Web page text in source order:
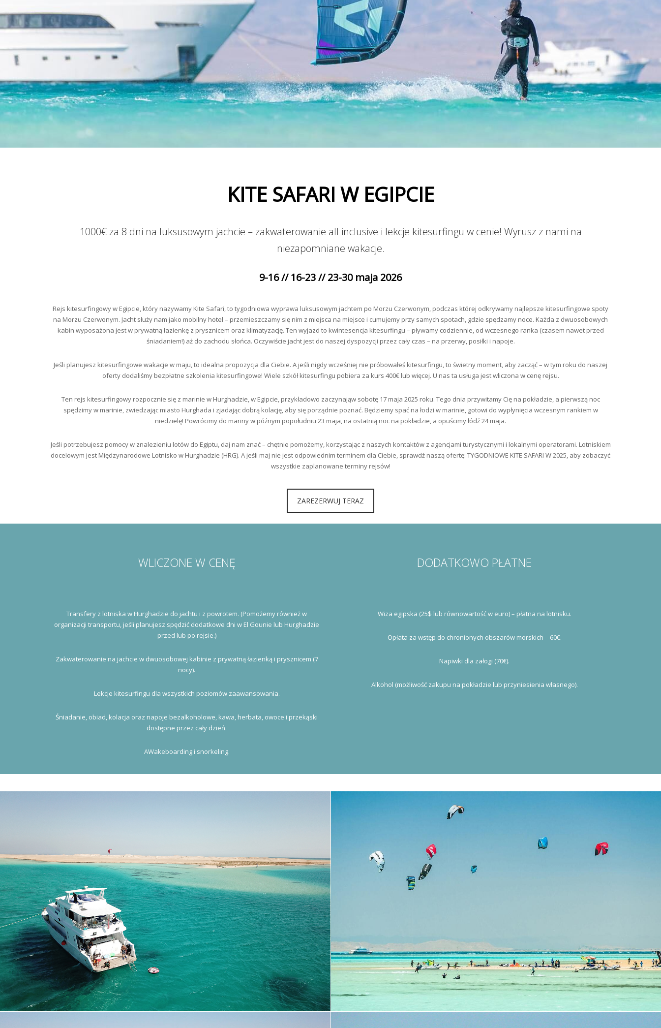
KITE SAFARI W EGIPCIE
1000€ za 8 dni na luksusowym jachcie – zakwaterowanie all inclusive i lekcje kitesurfingu w cenie! Wyrusz z nami na
niezapomniane wakacje.
9-16 //16-23 // 23-30 maja 2026
Rejs kitesurfingowy w Egipcie, który nazywamy Kite Safari, to tygodniowa wyprawa luksusowym jachtem po Morzu Czerwonym, podczas której odkrywamy najlepsze kitesurfingowe spoty
na Morzu Czerwonym. Jacht służy nam jako mobilny hotel – przemieszczamy się nim z miejsca na miejsce i cumujemy przy samych spotach, gdzie spędzamy noce. Każda z dwuosobowych
kabin wyposażona jest w prywatną łazienkę z prysznicem oraz klimatyzację. Ten wyjazd to kwintesencja kitesurfingu – pływamy codziennie, od wczesnego ranka (czasem nawet przed
śniadaniem!) aż do zachodu słońca. Oczywiście jacht jest do naszej dyspozycji przez cały czas – na przerwy, posiłki i napoje.
Jeśli planujesz kitesurfingowe wakacje w maju, to idealna propozycja dla Ciebie. A jeśli nigdy wcześniej nie próbowałeś kitesurfingu, to świetny moment, aby zacząć – w tym roku do naszej
oferty dodaliśmy bezpłatne szkolenia kitesurfingowe! Wiele szkół kitesurfingu pobiera za kurs 400€ lub więcej. U nas ta usługa jest wliczona w cenę rejsu.
Ten rejs kitesurfingowy rozpocznie się z marinie w Hurghadzie, w Egipcie, przykładowo zaczynająw sobotę 17 maja 2025 roku. Tego dnia przywitamy Cię na pokładzie, a pierwszą noc
spędzimy w marinie, zwiedzając miasto Hurghada i zjadając dobrą kolację, aby się porządnie poznać. Będziemy spać na łodzi w marinie, gotowi do wypłynięcia wczesnym rankiem w
niedzielę! Powrócimy do mariny w późnym popołudniu 23 maja, na ostatnią noc na pokładzie, a opuścimy łódź 24 maja.
Jeśli potrzebujesz pomocy w znalezieniu lotów do Egiptu, daj nam znać – chętnie pomożemy, korzystając z naszych kontaktów z agencjami turystycznymi i lokalnymi operatorami. Lotniskiem
docelowym jest Międzynarodowe Lotnisko w Hurghadzie (HRG). A jeśli maj nie jest odpowiednim terminem dla Ciebie, sprawdź naszą ofertę: TYGODNIOWE KITE SAFARI W 2025, aby zobaczyć
wszystkie zaplanowane terminy rejsów!
ZAREZERWUJ TERAZ
WLICZONE W CENĘ
Transfery z lotniska w Hurghadzie do jachtu i z powrotem. (Pomożemy również w
organizacji transportu, jeśli planujesz spędzić dodatkowe dni w El Gounie lub Hurghadzie
przed lub po rejsie.)
Zakwaterowanie na jachcie w dwuosobowej kabinie z prywatną łazienką i prysznicem (7
nocy).
Lekcje kitesurfingu dla wszystkich poziomów zaawansowania.
Śniadanie, obiad, kolacja oraz napoje bezalkoholowe, kawa, herbata, owoce i przekąski
dostępne przez cały dzień.
AWakeboarding i snorkeling.
DODATKOWO PŁATNE
Wiza egipska (25$ lub równowartość w euro) – płatna na lotnisku.
Opłata za wstęp do chronionych obszarów morskich – 60€.
Napiwki dla załogi (70€).
Alkohol (możliwość zakupu na pokładzie lub przyniesienia własnego).